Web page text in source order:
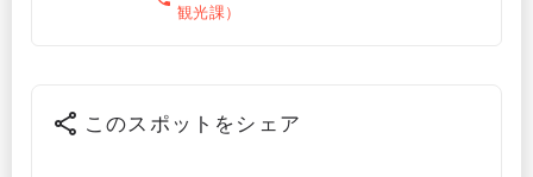
観光課）
このスポットをシェア